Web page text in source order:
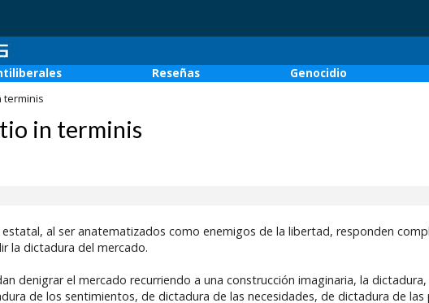
Reseñas Genocidio
terminis
in terminis
al ser anatematizados como enemigos de la libertad, responden
la dictadura del mercado.
denigrar el mercado recurriendo a una construcción imaginaria, la dictadura,
de los sentimientos, de dictadura de las necesidades, de dictadura de las